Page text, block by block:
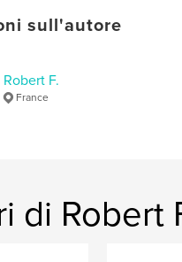
sull'autore
Robert F.
France
di Robert